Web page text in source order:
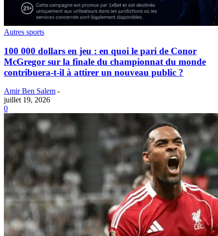
Autres sports
100 000 dollars en jeu : en quoi le pari de Conor
McGregor sur la finale du championnat du monde
contribuera-t-il à attirer un nouveau public ?
Amir Ben Salem -
juillet 19, 2026
0